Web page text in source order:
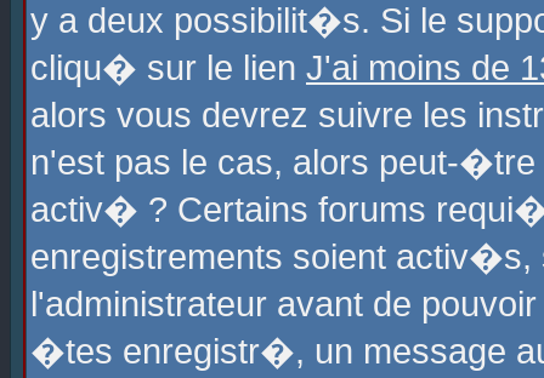
y a deux possibilit�s. Si le
cliqu� sur le lien J'ai moins de
alors vous devrez suivre les
n'est pas le cas, alors peut-
activ� ? Certains forums
enregistrements soient
l'administrateur avant de
�tes enregistr�, un message